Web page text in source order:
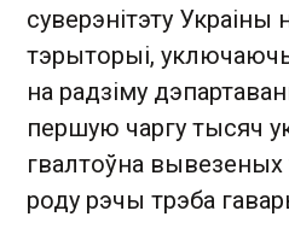
суверэнітэту Украіны
тэрыторыі,
на радзіму
першую чаргу тысяч
гвалтоўна вывезеных
роду рэчы трэба